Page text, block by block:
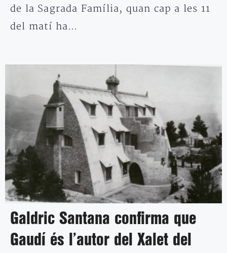
de la Sagrada Família, quan cap a les 11
del matí ha…
Galdric Santana confirma que
Gaudí és l’autor del Xalet del